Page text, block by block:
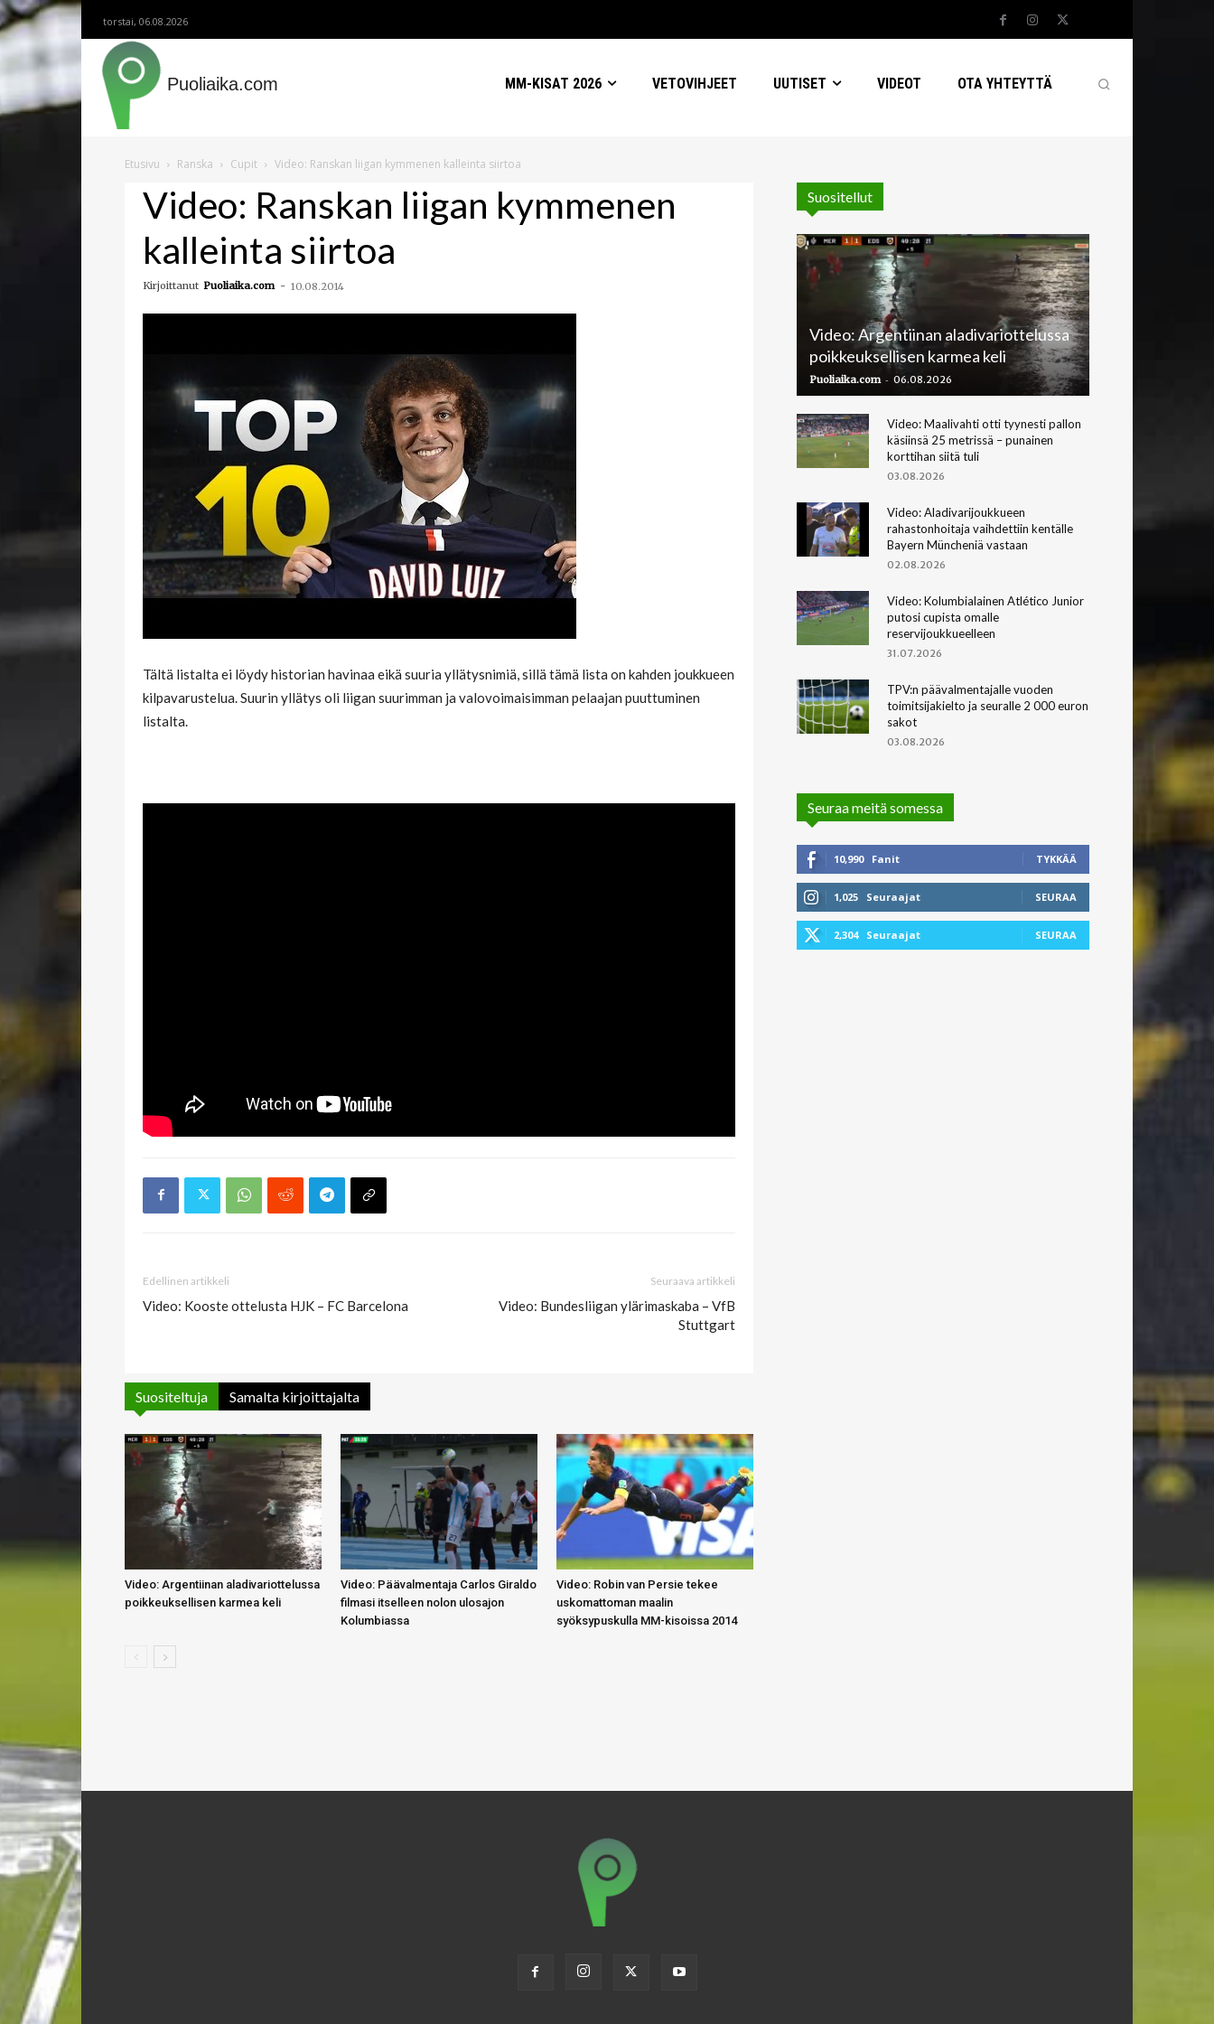
torstai, 06.08.2026
Puoliaika.com MM-KISAT 2026 VETOVIHJEET UUTISET VIDEOT OTA YHTEYTTÄ
Etusivu Ranska Cupit Video: Ranskan liigan kymmenen kalleinta siirtoa
Video: Ranskan liigan kymmenen
kalleinta siirtoa
Kirjoittanut Puoliaika.com - 10.08.2014
Tältä listalta ei löydy historian havinaa eikä suuria yllätysnimiä, sillä tämä lista on kahden joukkueen
kilpavarustelua. Suurin yllätys oli liigan suurimman ja valovoimaisimman pelaajan puuttuminen
listalta.
Edellinen artikkeli
Video: Kooste ottelusta HJK – FC Barcelona
Seuraava artikkeli
Video: Bundesliigan ylärimaskaba – VfB
Stuttgart
Suositeltuja Samalta kirjoittajalta
Video: Argentiinan aladivariottelussa
poikkeuksellisen karmea keli
Video: Päävalmentaja Carlos Giraldo
filmasi itselleen nolon ulosajon
Kolumbiassa
Video: Robin van Persie tekee
uskomattoman maalin
syöksypuskulla MM-kisoissa 2014
Suositellut
Video: Argentiinan aladivariottelussa
poikkeuksellisen karmea keli
Puoliaika.com - 06.08.2026
Video: Maalivahti otti tyynesti pallon
käsiinsä 25 metrissä – punainen
korttihan siitä tuli
03.08.2026
Video: Aladivarijoukkueen
rahastonhoitaja vaihdettiin kentälle
Bayern Müncheniä vastaan
02.08.2026
Video: Kolumbialainen Atlético Junior
putosi cupista omalle
reservijoukkueelleen
31.07.2026
TPV:n päävalmentajalle vuoden
toimitsijakielto ja seuralle 2 000 euron
sakot
03.08.2026
Seuraa meitä somessa
10,990 Fanit TYKKÄÄ
1,025 Seuraajat SEURAA
2,304 Seuraajat SEURAA